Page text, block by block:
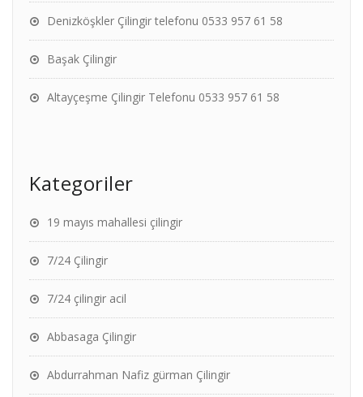
Denizköşkler Çilingir telefonu 0533 957 61 58
Başak Çilingir
Altayçeşme Çilingir Telefonu 0533 957 61 58
Kategoriler
19 mayıs mahallesi çilingir
7/24 Çilingir
7/24 çilingir acil
Abbasaga Çilingir
Abdurrahman Nafiz gürman Çilingir